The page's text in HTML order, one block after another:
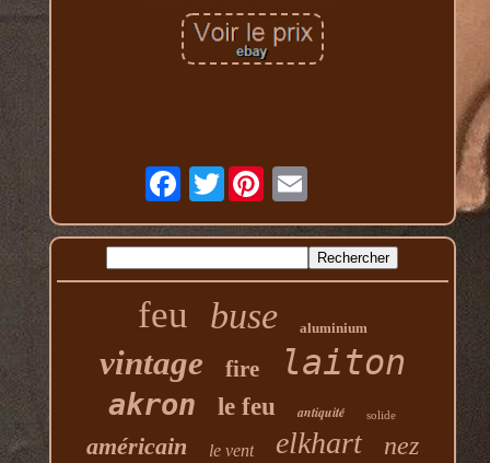
Twitter
feu buse aluminium
vintage fire laiton
akron le feu antiquité solide
américain le vent elkhart nez